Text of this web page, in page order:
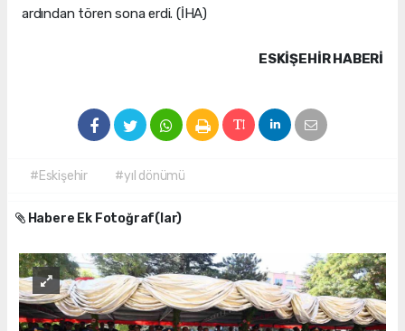
ardından tören sona erdi. (İHA)
ESKIŞEHIR HABERİ
#Eskişehir #yıl dönümü
Habere Ek Fotoğraf(lar)